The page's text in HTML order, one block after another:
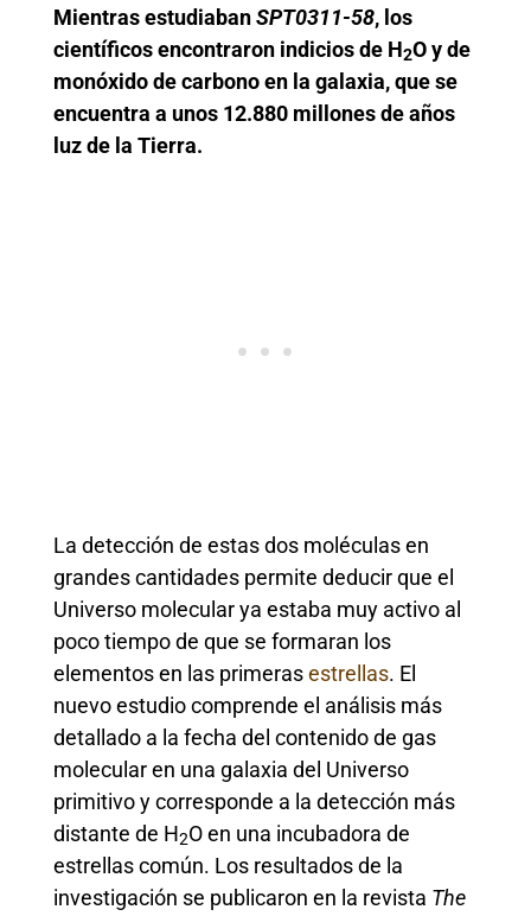
Mientras estudiabanSPT0311-58, los
científicos encontraron indicios de H2O y de
monóxido de carbono en la galaxia, que se
encuentra a unos 12.880 millones de años
luz de la Tierra.
La detección de estas dos moléculas en
grandes cantidades permite deducir que el
Universo molecular ya estaba muy activo al
poco tiempo de que se formaran los
elementos en las primerasestrellas. El
nuevo estudio comprende el análisis más
detallado a la fecha del contenido de gas
molecular en una galaxia del Universo
primitivo y corresponde a la detección más
distante de H2O en una incubadora de
estrellas común. Los resultados de la
investigación se publicaron en la revista The